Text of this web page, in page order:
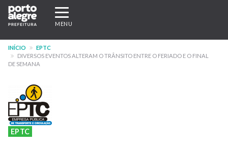
Pular
para
conteúdo
principal
Expandir/recolher
navegação
MENU
INÍCIO
EPTC
DIVERSOS EVENTOS ALTERAM O TRÂNSITO ENTRE O FERIADO E O FINAL
DE SEMANA
EPTC